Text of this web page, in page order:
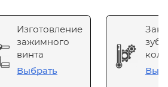
Изготовление
зажимного
винта
Выбрать